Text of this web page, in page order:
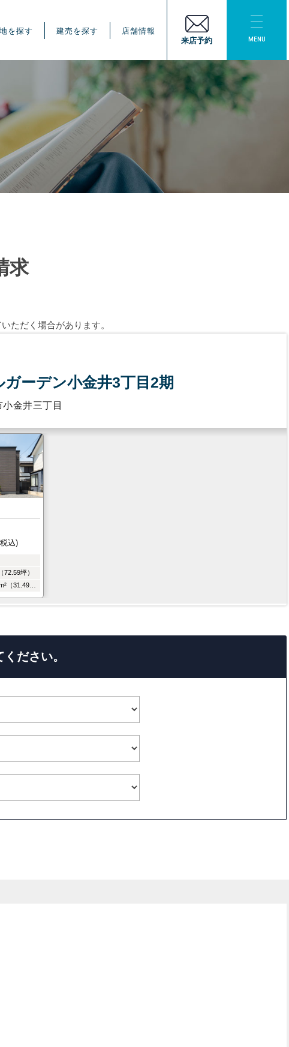
を探す 建売を探す
店舗情報
来店予約
MENU
求
ただく場合があります。
ガーデン小金井3丁目2期
金井三丁目
込)
72.59坪）
ださい。